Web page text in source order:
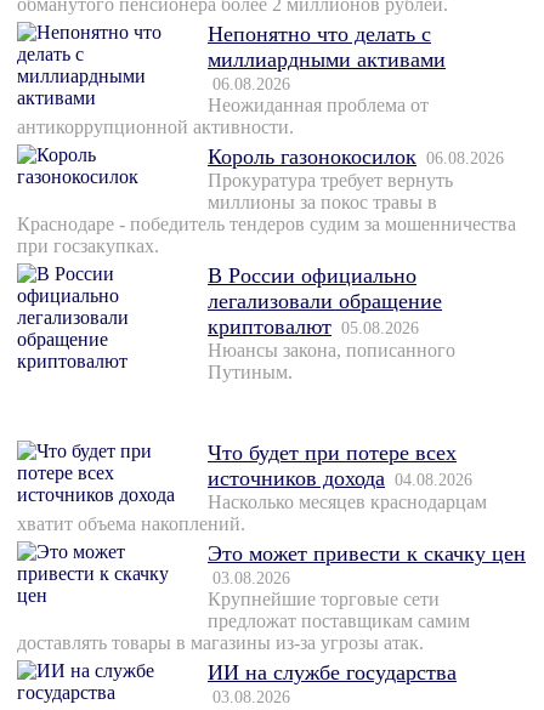
обманутого пенсионера более 2 миллионов рублей.
Непонятно что делать с
миллиардными активами
06.08.2026
Неожиданная проблема от
антикоррупционной активности.
Король газонокосилок 06.08.2026
Прокуратура требует вернуть
миллионы за покос травы в
Краснодаре - победитель тендеров судим за мошенничества
при госзакупках.
В России официально
легализовали обращение
криптовалют 05.08.2026
Нюансы закона, пописанного
Путиным.
Что будет при потере всех
источников дохода 04.08.2026
Насколько месяцев краснодарцам
хватит объема накоплений.
Это может привести к скачку цен
03.08.2026
Крупнейшие торговые сети
предложат поставщикам самим
доставлять товары в магазины из-за угрозы атак.
ИИ на службе государства
03.08.2026